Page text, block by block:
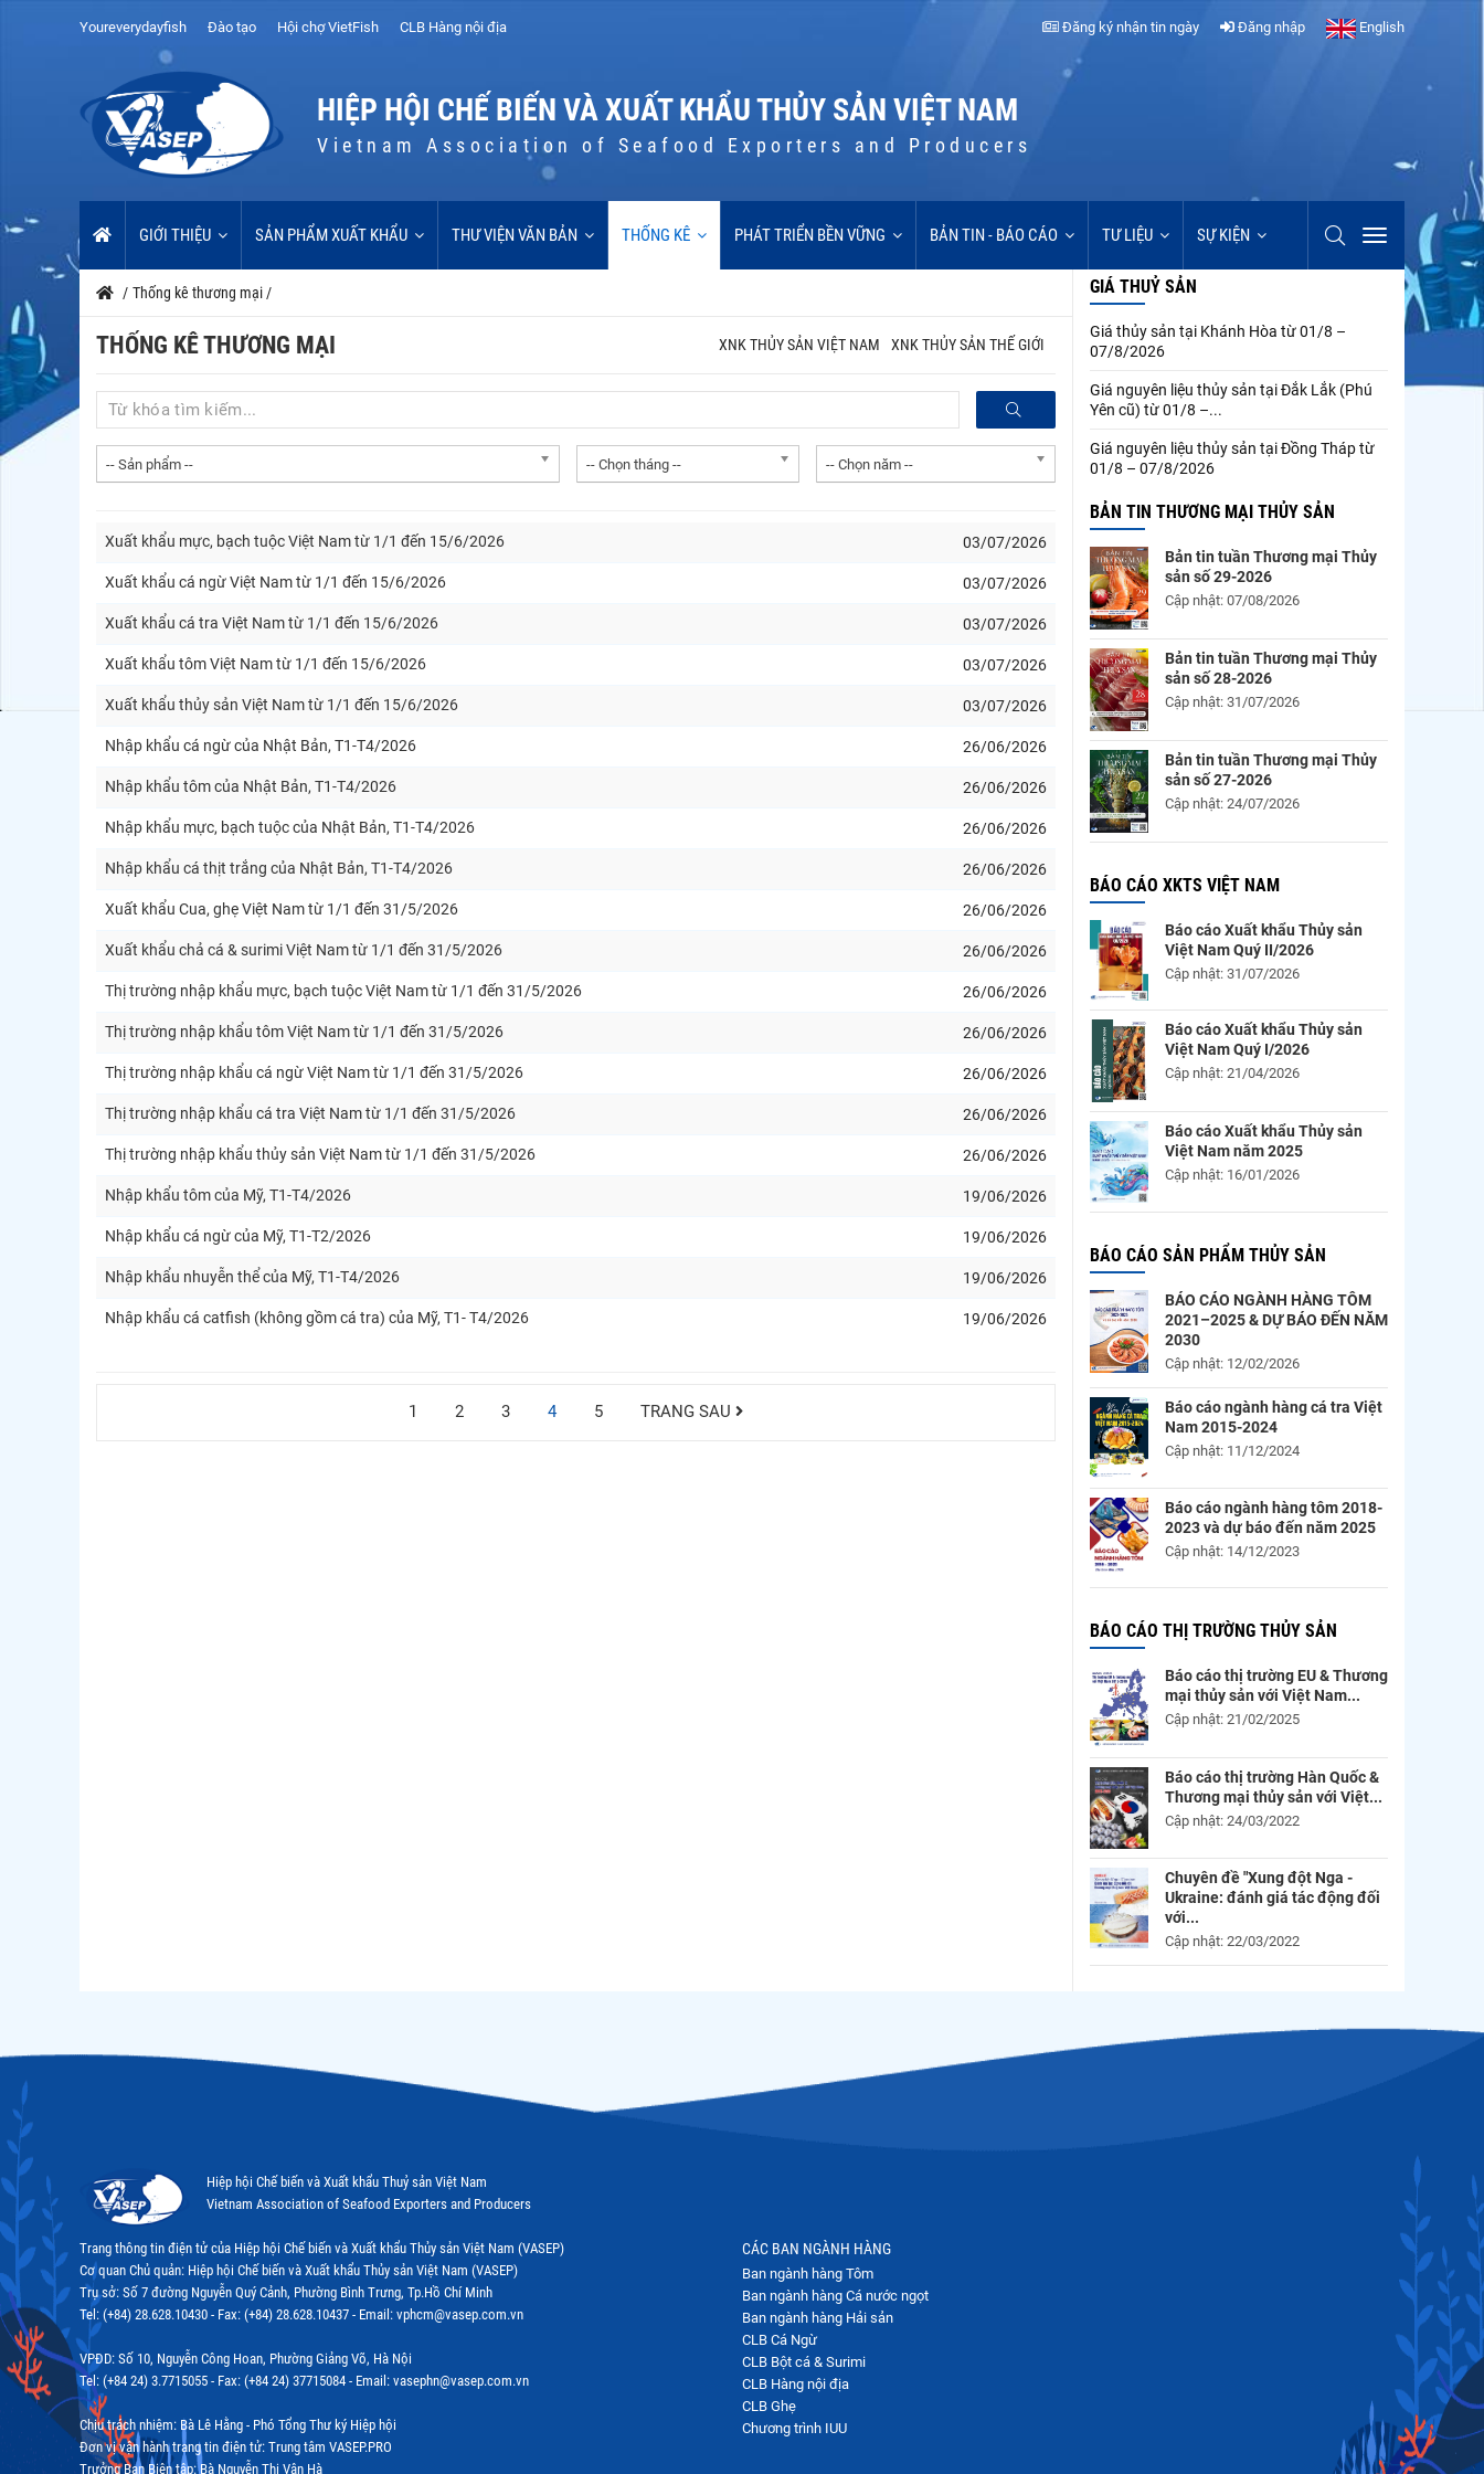
Youreverydayfish Đào tạo Hội chợ VietFish CLB Hàng nội địa Đăng ký nhận tin ngày Đăng nhập English
HIỆP HỘI CHẾ BIẾN VÀ XUẤT KHẨU THỦY SẢN VIỆT NAM
Vietnam Association of Seafood Exporters and Producers
GIỚI THIỆU SẢN PHẨM XUẤT KHẨU THƯ VIỆN VĂN BẢN THỐNG KÊ PHÁT TRIỂN BỀN VỮNG BẢN TIN - BÁO CÁO TƯ LIỆU SỰ KIỆN
/ Thống kê thương mại /
THỐNG KÊ THƯƠNG MẠI XNK THỦY SẢN VIỆT NAM XNK THỦY SẢN THẾ GIỚI
-- Sản phẩm -- -- Chọn tháng -- -- Chọn năm --
Xuất khẩu mực, bạch tuộc Việt Nam từ 1/1 đến 15/6/2026 03/07/2026
Xuất khẩu cá ngừ Việt Nam từ 1/1 đến 15/6/2026 03/07/2026
Xuất khẩu cá tra Việt Nam từ 1/1 đến 15/6/2026 03/07/2026
Xuất khẩu tôm Việt Nam từ 1/1 đến 15/6/2026 03/07/2026
Xuất khẩu thủy sản Việt Nam từ 1/1 đến 15/6/2026 03/07/2026
Nhập khẩu cá ngừ của Nhật Bản, T1-T4/2026 26/06/2026
Nhập khẩu tôm của Nhật Bản, T1-T4/2026 26/06/2026
Nhập khẩu mực, bạch tuộc của Nhật Bản, T1-T4/2026 26/06/2026
Nhập khẩu cá thịt trắng của Nhật Bản, T1-T4/2026 26/06/2026
Xuất khẩu Cua, ghẹ Việt Nam từ 1/1 đến 31/5/2026 26/06/2026
Xuất khẩu chả cá & surimi Việt Nam từ 1/1 đến 31/5/2026 26/06/2026
Thị trường nhập khẩu mực, bạch tuộc Việt Nam từ 1/1 đến 31/5/2026 26/06/2026
Thị trường nhập khẩu tôm Việt Nam từ 1/1 đến 31/5/2026 26/06/2026
Thị trường nhập khẩu cá ngừ Việt Nam từ 1/1 đến 31/5/2026 26/06/2026
Thị trường nhập khẩu cá tra Việt Nam từ 1/1 đến 31/5/2026 26/06/2026
Thị trường nhập khẩu thủy sản Việt Nam từ 1/1 đến 31/5/2026 26/06/2026
Nhập khẩu tôm của Mỹ, T1-T4/2026 19/06/2026
Nhập khẩu cá ngừ của Mỹ, T1-T2/2026 19/06/2026
Nhập khẩu nhuyễn thể của Mỹ, T1-T4/2026 19/06/2026
Nhập khẩu cá catfish (không gồm cá tra) của Mỹ, T1- T4/2026 19/06/2026
1 2 3 4 5 TRANG SAU
GIÁ THUỶ SẢN
Giá thủy sản tại Khánh Hòa từ 01/8 –
07/8/2026
Giá nguyên liệu thủy sản tại Đắk Lắk (Phú
Yên cũ) từ 01/8 –...
Giá nguyên liệu thủy sản tại Đồng Tháp từ
01/8 – 07/8/2026
BẢN TIN THƯƠNG MẠI THỦY SẢN
Bản tin tuần Thương mại Thủy
sản số 29-2026
Cập nhật: 07/08/2026
Bản tin tuần Thương mại Thủy
sản số 28-2026
Cập nhật: 31/07/2026
Bản tin tuần Thương mại Thủy
sản số 27-2026
Cập nhật: 24/07/2026
BÁO CÁO XKTS VIỆT NAM
Báo cáo Xuất khẩu Thủy sản
Việt Nam Quý II/2026
Cập nhật: 31/07/2026
Báo cáo Xuất khẩu Thủy sản
Việt Nam Quý I/2026
Cập nhật: 21/04/2026
Báo cáo Xuất khẩu Thủy sản
Việt Nam năm 2025
Cập nhật: 16/01/2026
BÁO CÁO SẢN PHẨM THỦY SẢN
BÁO CÁO NGÀNH HÀNG TÔM
2021–2025 & DỰ BÁO ĐẾN NĂM
2030
Cập nhật: 12/02/2026
Báo cáo ngành hàng cá tra Việt
Nam 2015-2024
Cập nhật: 11/12/2024
Báo cáo ngành hàng tôm 2018-
2023 và dự báo đến năm 2025
Cập nhật: 14/12/2023
BÁO CÁO THỊ TRƯỜNG THỦY SẢN
Báo cáo thị trường EU & Thương
mại thủy sản với Việt Nam...
Cập nhật: 21/02/2025
Báo cáo thị trường Hàn Quốc &
Thương mại thủy sản với Việt...
Cập nhật: 24/03/2022
Chuyên đề "Xung đột Nga -
Ukraine: đánh giá tác động đối
với...
Cập nhật: 22/03/2022
Hiệp hội Chế biến và Xuất khẩu Thuỷ sản Việt Nam
Vietnam Association of Seafood Exporters and Producers
Trang thông tin điện tử của Hiệp hội Chế biến và Xuất khẩu Thủy sản Việt Nam (VASEP)
Cơ quan Chủ quản: Hiệp hội Chế biến và Xuất khẩu Thủy sản Việt Nam (VASEP)
Trụ sở: Số 7 đường Nguyễn Quý Cảnh, Phường Bình Trưng, Tp.Hồ Chí Minh
Tel: (+84) 28.628.10430 - Fax: (+84) 28.628.10437 - Email: vphcm@vasep.com.vn
VPĐD: Số 10, Nguyễn Công Hoan, Phường Giảng Võ, Hà Nội
Tel: (+84 24) 3.7715055 - Fax: (+84 24) 37715084 - Email: vasephn@vasep.com.vn
Chịu trách nhiệm: Bà Lê Hằng - Phó Tổng Thư ký Hiệp hội
Đơn vị vận hành trang tin điện tử: Trung tâm VASEP.PRO
Trưởng Ban Biên tập: Bà Nguyễn Thị Vân Hà
CÁC BAN NGÀNH HÀNG
Ban ngành hàng Tôm
Ban ngành hàng Cá nước ngọt
Ban ngành hàng Hải sản
CLB Cá Ngừ
CLB Bột cá & Surimi
CLB Hàng nội địa
CLB Ghẹ
Chương trình IUU